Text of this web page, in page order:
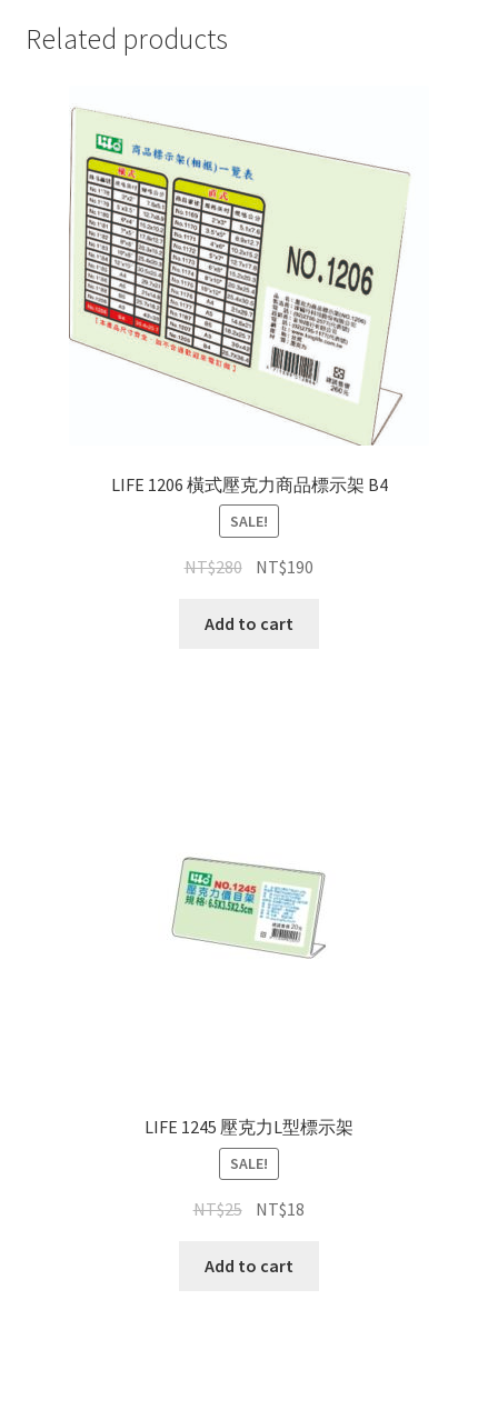
quantity
Related products
LIFE 1206 橫式壓克力商品標示架 B4
SALE!
NT$280 NT$190
Add to cart
LIFE 1245 壓克力L型標示架
SALE!
NT$25 NT$18
Add to cart